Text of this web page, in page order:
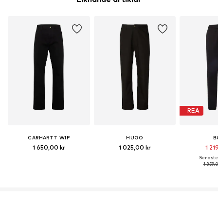
kemiska gödningsmedel.
Ta reda på mer
CARHARTT WIP
1 650,00 kr
HUGO
1 025,00 kr
REA
1
1